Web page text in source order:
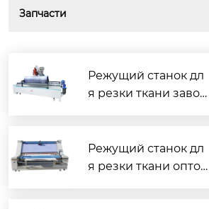
Запчасти
Режущий станок дл
я резки ткани завод
оизводства
Режущий станок дл
я резки ткани опто